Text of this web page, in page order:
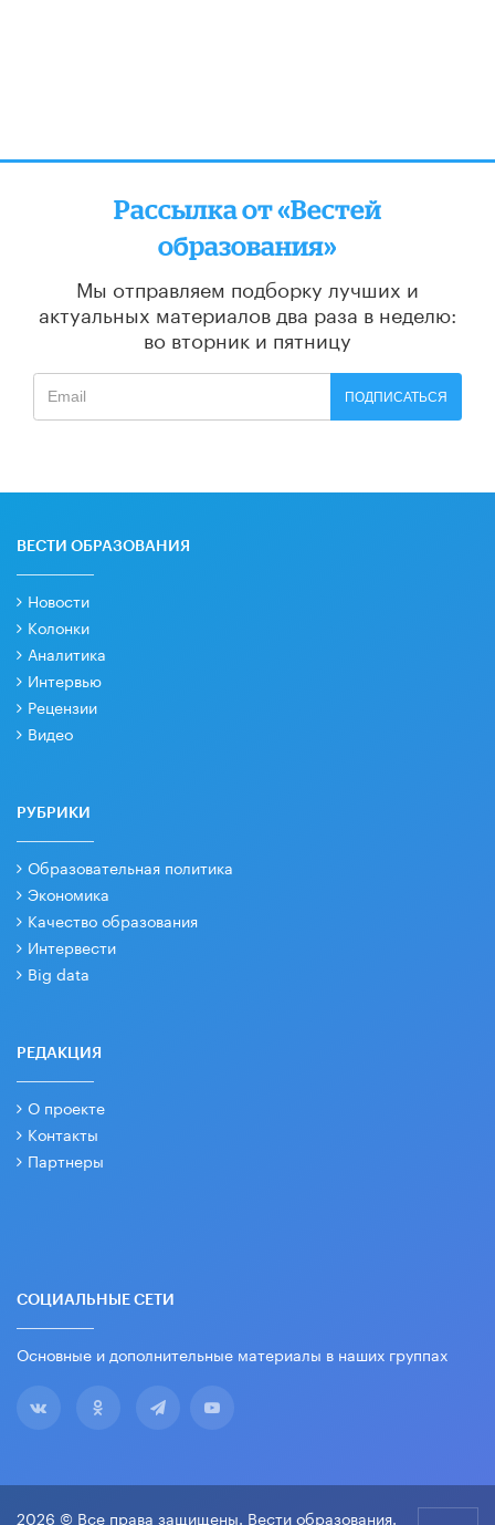
Рассылка от «Вестей
образования»
Мы отправляем подборку лучших и
актуальных материалов два раза в неделю:
во вторник и пятницу
ПОДПИСАТЬСЯ
ВЕСТИ ОБРАЗОВАНИЯ
Новости
Колонки
Аналитика
Интервью
Рецензии
Видео
РУБРИКИ
Образовательная политика
Экономика
Качество образования
Интервести
Big data
РЕДАКЦИЯ
О проекте
Контакты
Партнеры
СОЦИАЛЬНЫЕ СЕТИ
Основные и дополнительные материалы в наших группах
2026 © Все права защищены. Вести образования.